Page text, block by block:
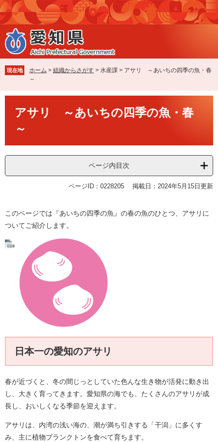
ペ
ー
ジ
の
先
で
す
メ
ニ
ュ
ー
を
ば
し
本
現在地 ホーム > 組織からさがす > 水産課 > アサリ ～あいちの四季の魚・春
～
アサリ ～あいちの四季の魚・春
～
ページ内目次
ページID：0228205 掲載日：2024年5月15日更新
このページでは『あいちの四季の魚』の春の魚のひとつ、アサリに
ついてご紹介します。
日本一の愛知のアサリ
春が近づくと、冬の間じっとしていた色んな生き物が活発に動き出
し、大きく育ってきます。愛知県の海でも、たくさんのアサリが成
長し、おいしくなる季節を迎えます。
アサリは、内湾の浅い海の、潮が満ち引きする「干潟」に多くす
み、主に植物プランクトンを食べて育ちます。